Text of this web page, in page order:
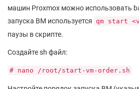
машин Proxmox можно использовать
запуска ВМ используется qm start
паузы в скрипте.
Создайте sh файл:
# nano /root/start-vm-order.sh